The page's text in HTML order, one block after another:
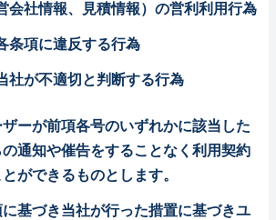
会社情報、見積情報）の営利利用行為
条項に違反する行為
社が不適切と判断する行為
ーが前項各号のいずれかに該当した
通知や催告をすることなく利用契約
ができるものとします。
基づき当社が行った措置に基づきユ